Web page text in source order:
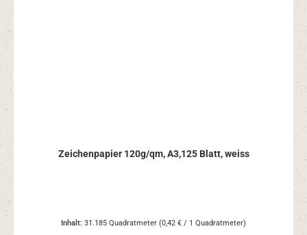
Zeichenpapier 120g/qm, A3,125 Blatt, weiss
Inhalt: 31.185 Quadratmeter (0,42 € / 1 Quadratmeter)